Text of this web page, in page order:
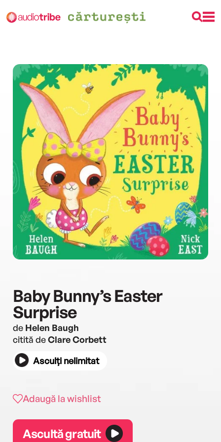
Baby Bunny’s Easter
Surprise
de Helen Baugh
citită deClare Corbett
Asculți nelimitat
Adaugă la wishlist
Ascultă gratuit